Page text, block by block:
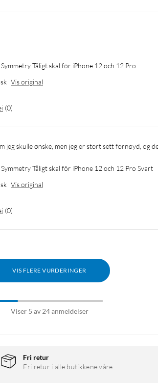
Tåligt skal för iPhone 12 och 12 Pro
Vis original
(0)
jeg skulle ønske, men jeg er stort sett fornøyd, og
Tåligt skal för iPhone 12 och 12 Pro Svart
Vis original
(0)
VIS FLERE VURDERINGER
Viser 5 av 24 anmeldelser
Fri retur
Fri retur i alle butikkene våre.